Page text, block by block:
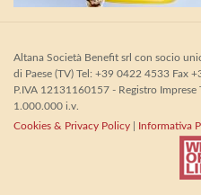
Altana Società Benefit srl con socio
di Paese (TV) Tel: +39 0422 4533 Fax
P.IVA 12131160157 - Registro
1.000.000 i.v.
Cookies & Privacy Policy
Informativa